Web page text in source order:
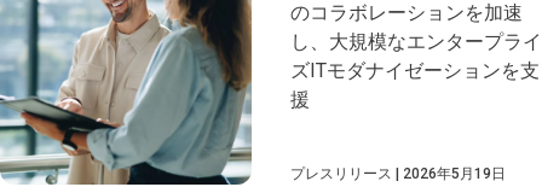
の​​​コラボレーションを加速
し、大規模なエンタープライ
ズITモダナイゼーションを支
援​
プレスリリース 2026年5月19日